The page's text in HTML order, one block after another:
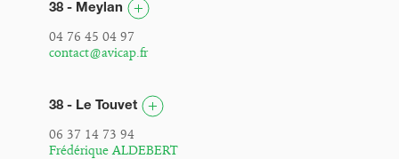
38 - Meylan
04 76 45 04 97
contact@avicap.fr
38 - Le Touvet
06 37 14 73 94
Frédérique ALDEBERT